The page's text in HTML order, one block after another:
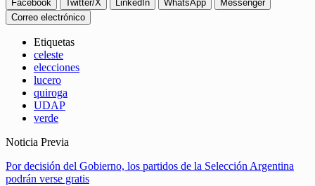
Facebook Twitter/X LinkedIn WhatsApp
Messenger
Correo electrónico
Etiquetas
celeste
elecciones
lucero
quiroga
UDAP
verde
Noticia Previa
Por decisión del Gobierno, los partidos de la Selección Argentina
podrán verse gratis